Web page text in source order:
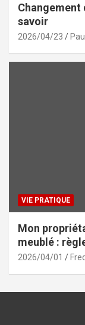
Changement
savoir
2026/04/23
VIE PRATIQUE
Mon
meublé :
2026/04/01